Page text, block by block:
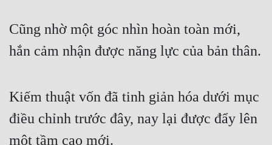
Cổ Tiên Hiệp
Cổ Đại
Dã Sử
Dị Giới
Cũng nhờ một góc nhìn hoàn toàn mới,
hắn cảm nhận được năng lực của bản thân.
Kiếm thuật vốn đã tinh giản hóa dưới mục
điều chỉnh trước đây, nay lại được đẩy lên
một tầm cao mới.